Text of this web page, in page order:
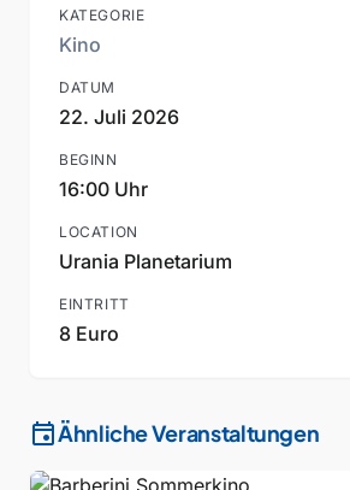
KATEGORIE
Kino
DATUM
22. Juli 2026
BEGINN
16:00 Uhr
LOCATION
Urania Planetarium
EINTRITT
8 Euro
eventÄhnliche Veranstaltungen